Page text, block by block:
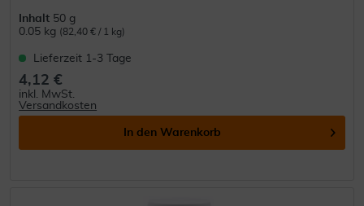
Inhalt 50 g
0.05 kg (82,40 € / 1 kg)
Lieferzeit 1-3 Tage
4,12 €
inkl. MwSt.
Versandkosten
In den Warenkorb